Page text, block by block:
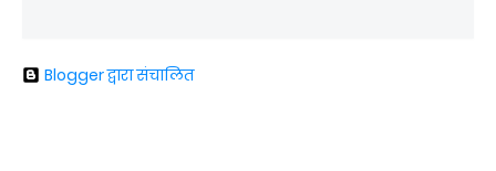
Blogger द्वारा संचालित